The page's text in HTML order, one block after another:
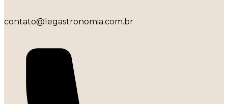
contato@legastronomia.com.br